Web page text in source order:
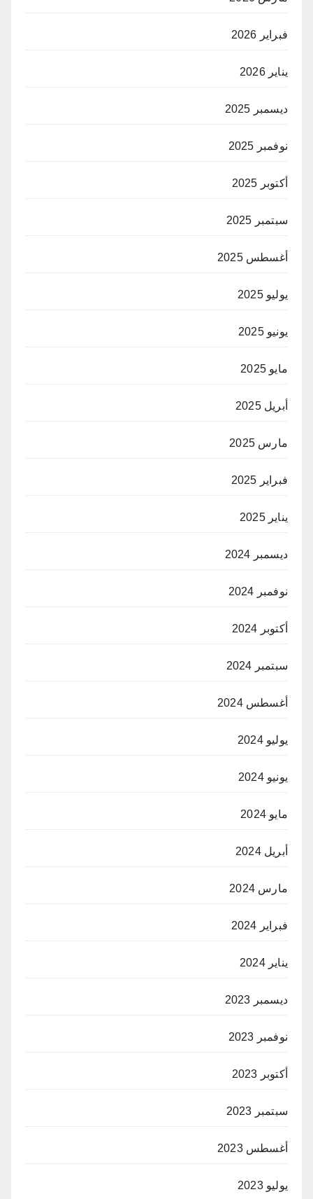
فبراير 2026
يناير 2026
ديسمبر 2025
نوفمبر 2025
أكتوبر 2025
سبتمبر 2025
أغسطس 2025
يوليو 2025
يونيو 2025
مايو 2025
أبريل 2025
مارس 2025
فبراير 2025
يناير 2025
ديسمبر 2024
نوفمبر 2024
أكتوبر 2024
سبتمبر 2024
أغسطس 2024
يوليو 2024
يونيو 2024
مايو 2024
أبريل 2024
مارس 2024
فبراير 2024
يناير 2024
ديسمبر 2023
نوفمبر 2023
أكتوبر 2023
سبتمبر 2023
أغسطس 2023
يوليو 2023